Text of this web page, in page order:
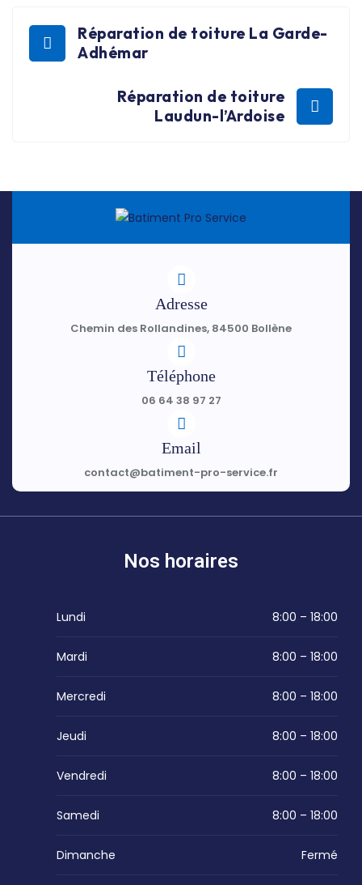
Réparation de toiture La Garde-
Adhémar
Réparation de toiture
Laudun-l’Ardoise
Adresse
Chemin des Rollandines, 84500 Bollène
Téléphone
06 64 38 97 27
Email
contact@batiment-pro-service.fr
Nos horaires
Lundi 8:00 – 18:00
Mardi 8:00 – 18:00
Mercredi 8:00 – 18:00
Jeudi 8:00 – 18:00
Vendredi 8:00 – 18:00
Samedi 8:00 – 18:00
Dimanche Fermé